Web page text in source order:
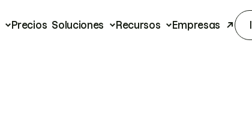
Precios Soluciones Recursos Empresas